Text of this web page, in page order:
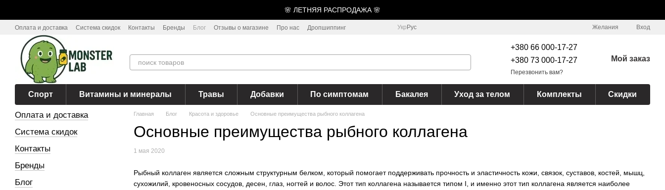
🌸 ЛЕТНЯЯ РАСПРОДАЖА 🌸
Оплата и доставка Система скидок Контакты Бренды Блог Отзывы о магазине Про нас Дропшиппинг Укр Рус Желания Вход
+380 66 000-17-27
+380 73 000-17-27
Перезвонить вам?
Мой заказ
Спорт Витамины и минералы Травы Добавки По симптомам Бакалея Уход за телом Комплекты Скидки
Главная Блог Красота и здоровье Основные преимущества рыбного коллагена
Основные преимущества рыбного коллагена
1 мая 2020
Рыбный коллаген является сложным структурным белком, который помогает поддерживать прочность и эластичность кожи, связок, суставов, костей, мышц,
сухожилий, кровеносных сосудов, десен, глаз, ногтей и волос. Этот тип коллагена называется типом I, и именно этот тип коллагена является наиболее
Оплата и доставка
Система скидок
Контакты
Бренды
Блог